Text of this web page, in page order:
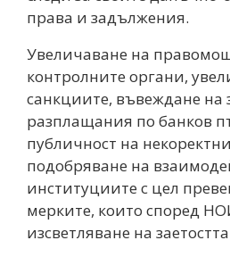
права и задължения.
Увеличаване на
контролните органи,
санкциите, въвеждане
разплащания по банков
публичност на
подобряване на
институциите с цел
мерките, които според
изсветляване на